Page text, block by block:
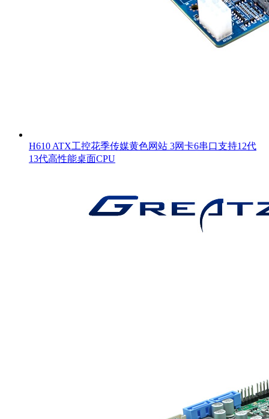
H610 ATX工控花季传媒黄色网站 3网卡6串口支持12代
13代高性能桌面CPU